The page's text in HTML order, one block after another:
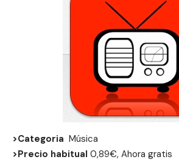
>Categoria Música
>Precio habitual 0,89€, Ahora gratis